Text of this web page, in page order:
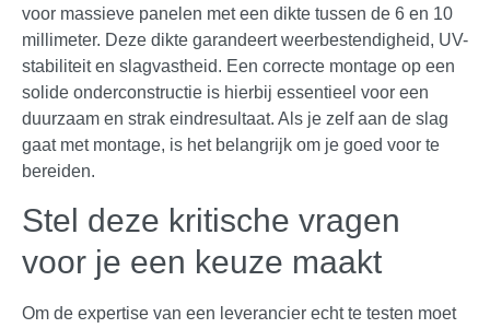
voor massieve panelen met een dikte tussen de 6 en 10
millimeter. Deze dikte garandeert weerbestendigheid, UV-
stabiliteit en slagvastheid. Een correcte montage op een
solide onderconstructie is hierbij essentieel voor een
duurzaam en strak eindresultaat. Als je zelf aan de slag
gaat met montage, is het belangrijk om je goed voor te
bereiden.
Stel deze kritische vragen
voor je een keuze maakt
Om de expertise van een leverancier echt te testen moet